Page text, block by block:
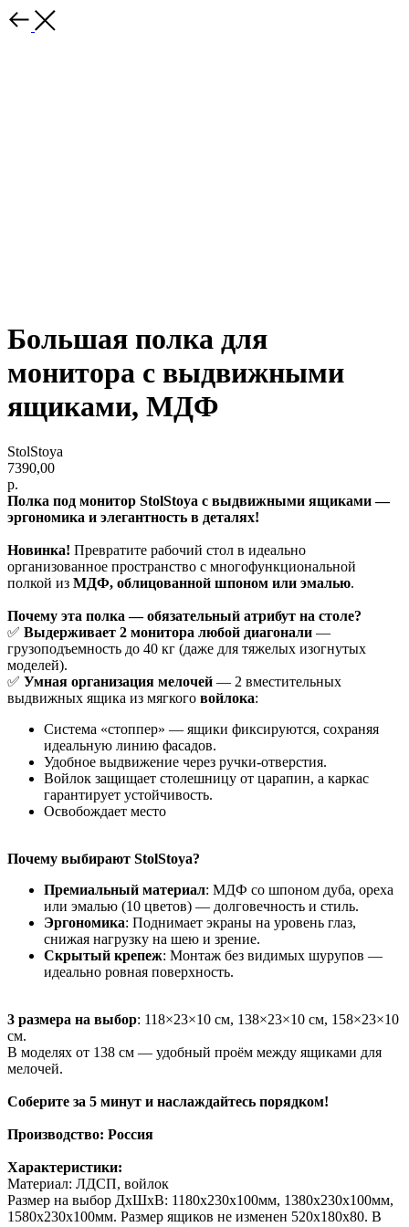
Большая полка для
монитора с выдвижными
ящиками, МДФ
StolStoya
7390,00
р.
Полка под монитор StolStoya с выдвижными ящиками —
эргономика и элегантность в деталях!
Новинка! Превратите рабочий стол в идеально
организованное пространство с многофункциональной
полкой из МДФ, облицованной шпоном или эмалью.
Почему эта полка — обязательный атрибут на столе?
✅ Выдерживает 2 монитора любой диагонали —
грузоподъемность до 40 кг (даже для тяжелых изогнутых
моделей).
✅ Умная организация мелочей — 2 вместительных
выдвижных ящика из мягкого войлока:
Система «стоппер» — ящики фиксируются, сохраняя
идеальную линию фасадов.
Удобное выдвижение через ручки-отверстия.
Войлок защищает столешницу от царапин, а каркас
гарантирует устойчивость.
Освобождает место
Почему выбирают StolStoya?
Премиальный материал: МДФ со шпоном дуба, ореха
или эмалью (10 цветов) — долговечность и стиль.
Эргономика: Поднимает экраны на уровень глаз,
снижая нагрузку на шею и зрение.
Скрытый крепеж: Монтаж без видимых шурупов —
идеально ровная поверхность.
3 размера на выбор: 118×23×10 см, 138×23×10 см, 158×23×10
см.
В моделях от 138 см — удобный проём между ящиками для
мелочей.
Соберите за 5 минут и наслаждайтесь порядком!
Производство: Россия
Характеристики:
Материал: ЛДСП, войлок
Размер на выбор ДхШхВ: 1180х230х100мм, 1380х230х100мм,
1580х230х100мм. Размер ящиков не изменен 520х180х80. В